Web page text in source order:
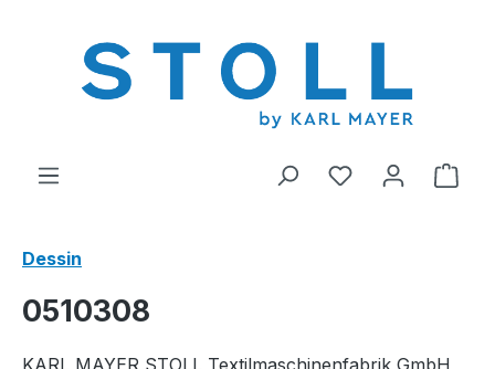
Vous avez 0Le
Dessin
0510308